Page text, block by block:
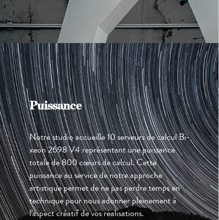
Puissance
Notre studio accueille 10 serveurs de calcul Bi-
xeon 2698 V4 représentant une puissance
totale de 800 cœurs de calcul. Cette
puissance au service de notre approche
artistique permet de ne pas perdre temps en
technique pour nous adonner pleinement à
l'aspect créatif de vos réalisations.